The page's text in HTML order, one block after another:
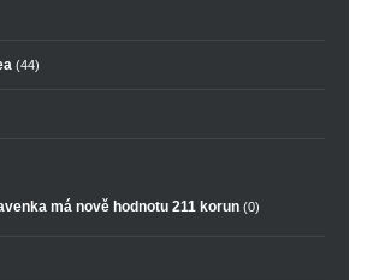
(44)
má nově hodnotu 211 korun (0)